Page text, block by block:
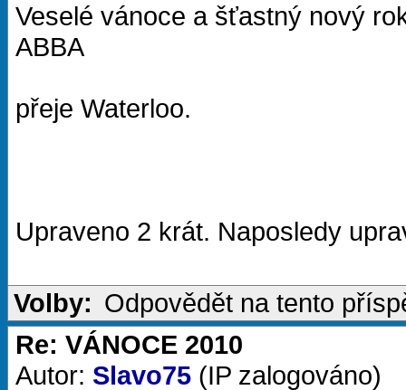
Veselé vánoce a šťastný nový
ABBA
přeje Waterloo.
Upraveno 2 krát. Naposledy
Volby: Odpovědět na tento
Re: VÁNOCE 2010
Autor: Slavo75 (IP zalogováno)